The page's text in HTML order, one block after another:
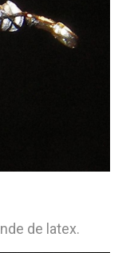
de latex.